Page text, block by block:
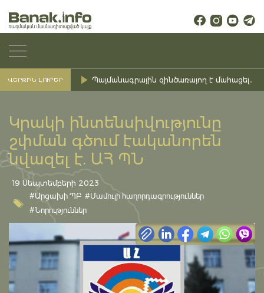
ՎԵՐՋԻՆ ԼՈՒՐԵՐ Պայմանագրային զինծառայող է մահացել․
Կրակի ինտենսիվությունը
շփման գծում էականորեն
նվազել է. ԱՀ ՊՆ
19 Սեպտեմբերի 2023
#Արցախի ՊԲ #Մամուլի հաղորդագրություններ
#Նորություններ